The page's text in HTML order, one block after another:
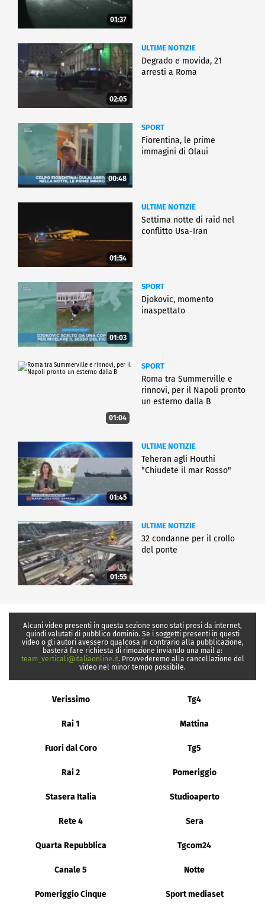
01:37
02:05
ULTIME NOTIZIE
Degrado e movida, 21
arresti a Roma
00:48
SPORT
Fiorentina, le prime
immagini di Olaui
01:54
ULTIME NOTIZIE
Settima notte di raid nel
conflitto Usa-Iran
01:03
SPORT
Djokovic, momento
inaspettato
01:04
SPORT
Roma tra Summerville e
rinnovi, per il Napoli pronto
un esterno dalla B
01:45
ULTIME NOTIZIE
Teheran agli Houthi
"Chiudete il mar Rosso"
01:55
ULTIME NOTIZIE
32 condanne per il crollo
del ponte
Alcuni video presenti in questa sezione sono stati presi da internet,
quindi valutati di pubblico dominio. Se i soggetti presenti in questi
video o gli autori avessero qualcosa in contrario alla pubblicazione,
basterà fare richiesta di rimozione inviando una mail a:
team_verticali@italiaonline.it. Provvederemo alla cancellazione del
video nel minor tempo possibile.
Verissimo Tg4
Rai 1 Mattina
Fuori dal Coro Tg5
Rai 2 Pomeriggio
Stasera Italia Studioaperto
Rete 4 Sera
Quarta Repubblica Tgcom24
Canale 5 Notte
Pomeriggio Cinque Sport mediaset